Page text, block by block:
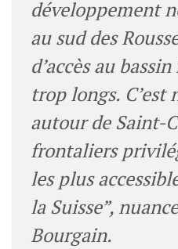
développement
au sud des
d’accès au
trop longs. C’est
autour de Saint-
frontaliers
les plus
la Suisse”,
Bourgain.